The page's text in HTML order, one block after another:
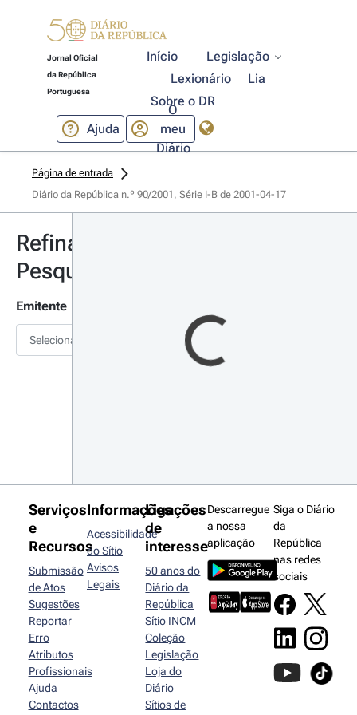
Jornal Oficial
da República
Portuguesa
Início
Legislação
Lexionário
Lia
Sobre o DR
Ajuda
O
meu
Diário
Página de entrada
Diário da República n.º 90/2001, Série I-B de 2001-04-17
Refinar
Pesquisa
Emitente
Selecionar
Serviços
e
Recursos
Submissão
de Atos
Sugestões
Reportar
Erro
Atributos
Profissionais
Ajuda
Contactos
Informações
Acessibilidade
do Sítio
Avisos
Legais
Ligações
de
interesse
50 anos do
Diário da
República
Sítio INCM
Coleção
Legislação
Loja do
Diário
Sítios de
Descarregue
a nossa
aplicação
Siga o Diário
da
República
nas redes
sociais